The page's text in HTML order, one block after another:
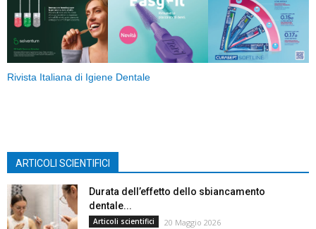
Rivista Italiana di Igiene Dentale
ARTICOLI SCIENTIFICI
Durata dell’effetto dello sbiancamento
dentale...
Articoli scientifici 20 Maggio 2026